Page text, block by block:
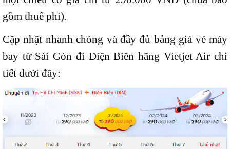
gồm thuế phí).
Cập nhật nhanh chóng và đầy đủ bảng giá vé máy
bay từ Sài Gòn đi Điện Biên hãng Vietjet Air chi
tiết dưới đây: